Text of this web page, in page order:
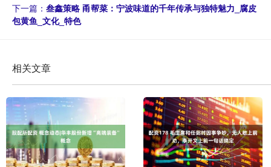
下一篇： 叁鑫策略 甬帮菜：宁波味道的千年传承与独特魅力_腐皮
包黄鱼_文化_特色
相关文章